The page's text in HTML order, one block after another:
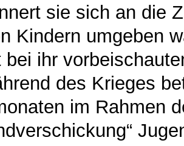
sie sich an die
Kindern umgeben
bei ihr
des Krieges
im Rahmen